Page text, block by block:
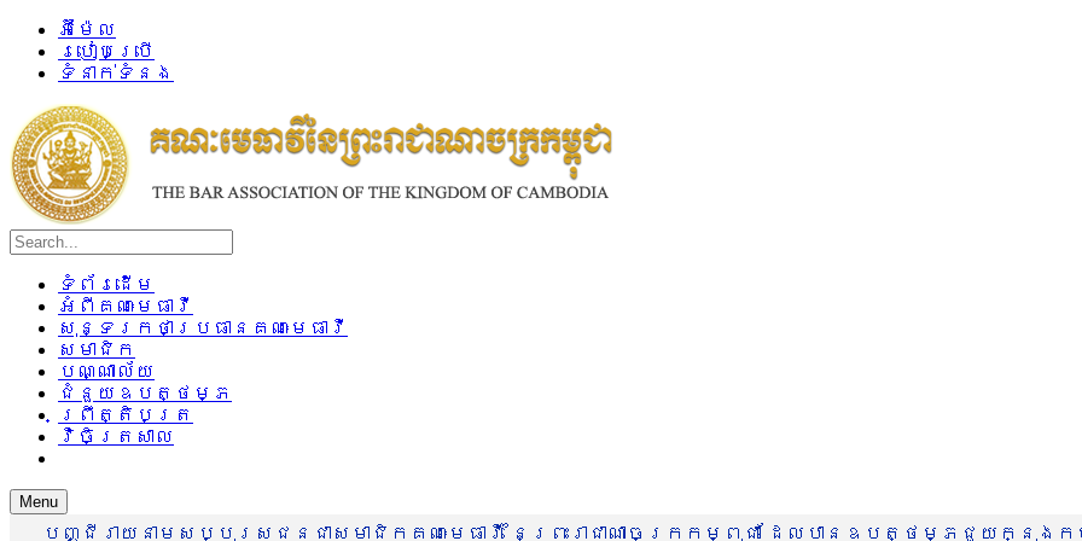
អ៊ីម៉ែល
របៀបប្រើ
ទំនាក់ទំនង
ទំព័រដើម
អំពីគណៈមេធាវី
សុន្ទរកថាប្រធានគណៈមេធាវី
សមាជិក
បណ្ណាល័យ
ជំនួយឧបត្ថម្ភ
ព្រឹត្តិបត្រ
វិចិត្រសាល
Menu
បញ្ជីរាយនាមសប្បុរសជនជាសមាជិកគណៈមេធាវី នៃព្រះរាជាណាចក្រកម្ពុជា ដែលបានឧបត្ថម្ភជួយក្នុង